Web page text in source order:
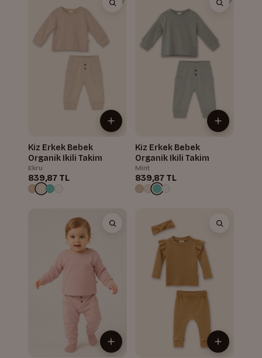
Kiz Erkek Bebek
Organik Ikili Takim
Ekru
839,87 TL
Kiz Erkek Bebek
Organik Ikili Takim
Mint
839,87 TL